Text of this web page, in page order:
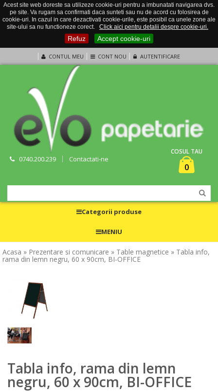
Acest site web doreste sa utilizeze cookie-uri pentru a imbunatati navigarea dvs.
pe site. Va rugam sa confirmati daca sunteti sau nu de acord cu folosirea de
cookie-uri. In cazul in care dezactivati cookie-urile, este posibil ca unele zone ale
site-ului sa nu functioneze corect.
Click aici pentru detalii despre cookie-uri.
Refuz Accept cookie-uri
CONTUL MEU CONT NOU AUTENTIFICARE
0740.200.239 Contactati-ne
COSUL TAU
0
Categorii produse
MENIU
Acasa » Prezentare si comunicare » Table magnetice » Tabla info,
rama din lemn negru, 60 x 90cm, BI-OFFICE
Tabla info, rama din lemn
negru, 60 x 90cm, BI-OFFICE